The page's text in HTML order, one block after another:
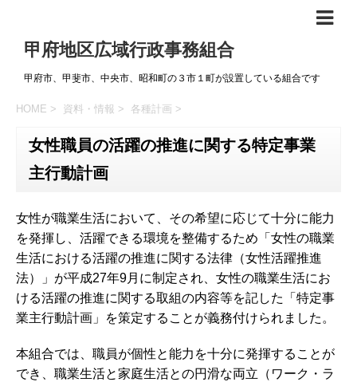
甲府地区広域行政事務組合
甲府市、甲斐市、中央市、昭和町の３市１町が設置している組合です
HOME > 資料・情報 > 各種計画 >
女性職員の活躍の推進に関する特定事業
主行動計画
女性が職業生活において、その希望に応じて十分に能力
を発揮し、活躍できる環境を整備するため「女性の職業
生活における活躍の推進に関する法律（女性活躍推進
法）」が平成27年9月に制定され、女性の職業生活にお
ける活躍の推進に関する取組の内容等を記した「特定事
業主行動計画」を策定することが義務付けられました。
本組合では、職員が個性と能力を十分に発揮することが
でき、職業生活と家庭生活との円滑な両立（ワーク・ラ